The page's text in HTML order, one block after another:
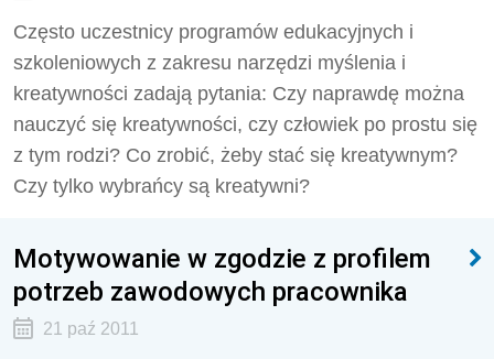
Często uczestnicy programów edukacyjnych i
szkoleniowych z zakresu narzędzi myślenia i
kreatywności zadają pytania: Czy naprawdę można
nauczyć się kreatywności, czy człowiek po prostu się
z tym rodzi? Co zrobić, żeby stać się kreatywnym?
Czy tylko wybrańcy są kreatywni?
Motywowanie w zgodzie z profilem
potrzeb zawodowych pracownika
21 paź 2011